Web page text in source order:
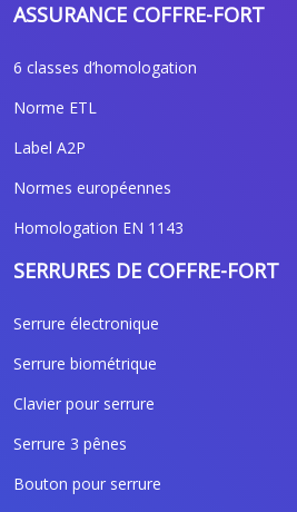
ASSURANCE COFFRE-FORT
6 classes d’homologation
Norme ETL
Label A2P
Normes européennes
Homologation EN 1143
SERRURES DE COFFRE-FORT
Serrure électronique
Serrure biométrique
Clavier pour serrure
Serrure 3 pênes
Bouton pour serrure